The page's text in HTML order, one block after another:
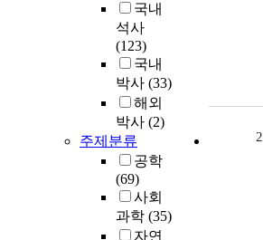
국내
석사
(123)
국내
박사 (33)
해외
박사 (2)
주제분류
공학
(69)
사회
과학 (35)
자연
2